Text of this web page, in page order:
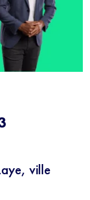
ville